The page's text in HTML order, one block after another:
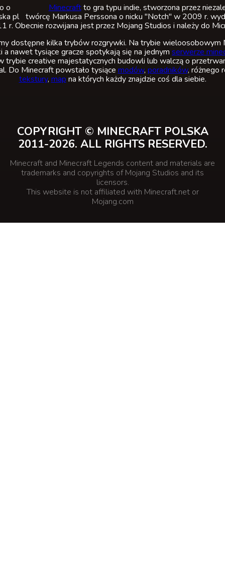
Minecraftto gra typu indie, stworzona przez
twórcę Markusa Perssona o nicku "Notch" w 2009 r.
r. Obecnie rozwijana jest przez Mojang Studios i należy do
dostępne kilka trybów rozgrywki. Na trybie wieloosobowym
a nawet tysiące gracze spotykają się na jednym serwerze
trybie creative majestatycznych budowli lub walczą o
Do Minecraft powstało tysiące modów, poradników, różnego
tekstury, map na których każdy znajdzie coś dla siebie.
COPYRIGHT © MINECRAFT POLSKA
2011-2026. ALL RIGHTS RESERVED.
Minecraft and Minecraft Legends content and materials are
trademarks and copyrights of Mojang Studios and its
licensors.
This website is not affiliated with Minecraft.net or
Mojang.com